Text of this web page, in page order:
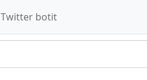
Twitter botit